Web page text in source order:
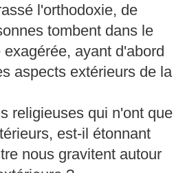
l'orthodoxie, de
tombent dans le
ayant d'abord
aspects extérieurs de la
religieuses qui n'ont que
est-il étonnant
nous gravitent autour